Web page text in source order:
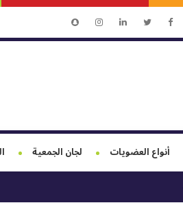
أنواع العضويات لجان الجمعية